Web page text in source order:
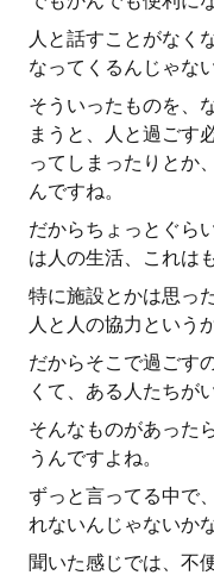
人と話すことがなく
なってくるんじゃな
そういったものを、
まうと、人と過ごす
ってしまったりとか
んですね。
だからちょっとぐら
は人の生活、これは
特に施設とかは思っ
人と人の協力という
だからそこで過ごす
くて、ある人たちが
そんなものがあった
うんですよね。
ずっと言ってる中で
れないんじゃないか
聞いた感じでは、不